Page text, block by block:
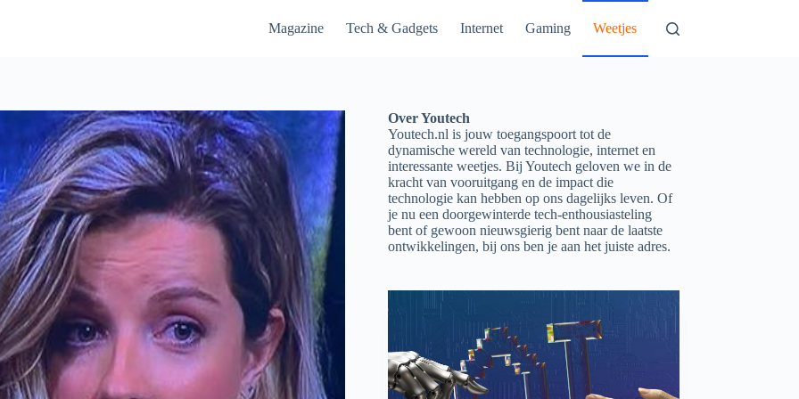
Magazine Tech & Gadgets Internet Gaming Weetjes
Over Youtech
Youtech.nl is jouw toegangspoort tot de
dynamische wereld van technologie, internet en
interessante weetjes. Bij Youtech geloven we in de
kracht van vooruitgang en de impact die
technologie kan hebben op ons dagelijks leven. Of
je nu een doorgewinterde tech-enthousiasteling
bent of gewoon nieuwsgierig bent naar de laatste
ontwikkelingen, bij ons ben je aan het juiste adres.